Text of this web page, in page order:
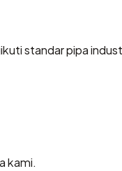
standar pipa
kami.